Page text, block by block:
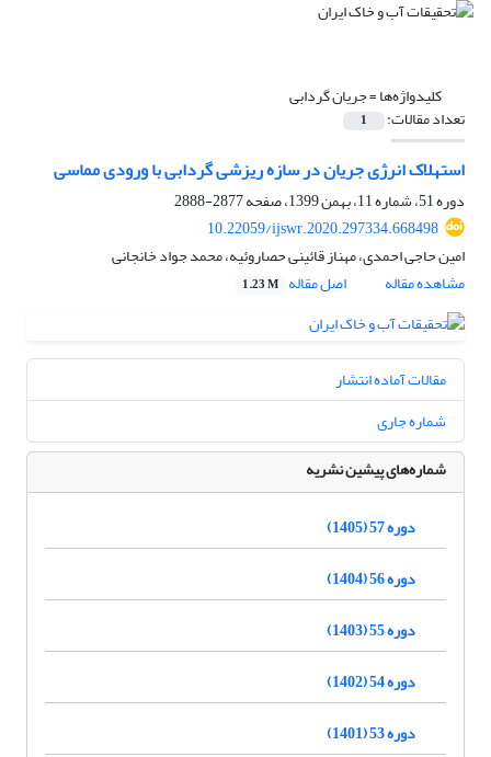
کلیدواژه‌ها =جریان گردابی
تعداد مقالات: 1
استهلاک انرژی جریان در سازه ریزشی گردابی با ورودی مماسی
دوره 51، شماره 11، بهمن 1399، صفحه
2877-2888
10.22059/ijswr.2020.297334.668498
امین حاجی احمدی، مهناز قائینی حصاروئیه، محمد جواد خانجانی
مشاهده مقاله
اصل مقاله 1.23 M
مقالات آماده انتشار
شماره جاری
شماره‌های پیشین نشریه
دوره 57 (1405)
دوره 56 (1404)
دوره 55 (1403)
دوره 54 (1402)
دوره 53 (1401)